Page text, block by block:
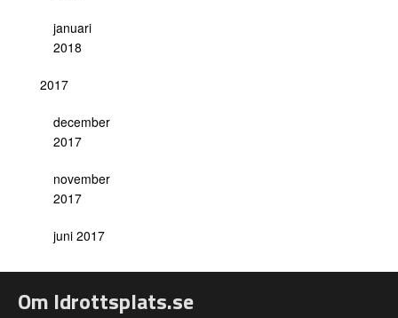
januari
2018
2017
december
2017
november
2017
juni 2017
Om Idrottsplats.se